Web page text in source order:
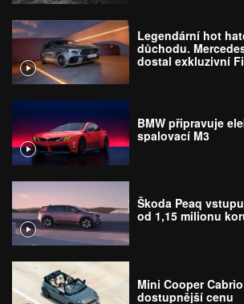
Legendární hot
důchodu.
dostal exkluzivní
BMW připravuje
spalovací M3
Škoda Peaq
od 1,15 milionu
Mini Cooper
dostupnější cenu